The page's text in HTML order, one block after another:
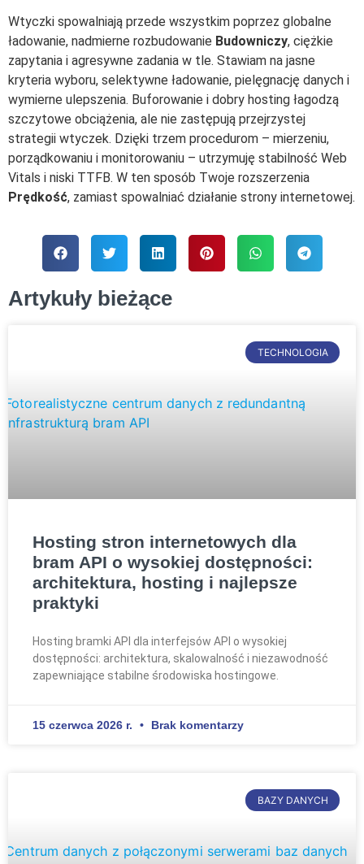
Wtyczki spowalniają przede wszystkim poprzez globalne
ładowanie, nadmierne rozbudowanie Budowniczy, ciężkie
zapytania i agresywne zadania w tle. Stawiam na jasne
kryteria wyboru, selektywne ładowanie, pielęgnację danych i
wymierne ulepszenia. Buforowanie i dobry hosting łagodzą
szczytowe obciążenia, ale nie zastępują przejrzystej
strategii wtyczek. Dzięki trzem procedurom – mierzeniu,
porządkowaniu i monitorowaniu – utrzymuję stabilność Web
Vitals i niski TTFB. W ten sposób Twoje rozszerzenia
Prędkość, zamiast spowalniać działanie strony internetowej.
Artykuły bieżące
TECHNOLOGIA
Hosting stron internetowych dla
bram API o wysokiej dostępności:
architektura, hosting i najlepsze
praktyki
Hosting bramki API dla interfejsów API o wysokiej
dostępności: architektura, skalowalność i niezawodność
zapewniające stabilne środowiska hostingowe.
15 czerwca 2026 r. Brak komentarzy
BAZY DANYCH